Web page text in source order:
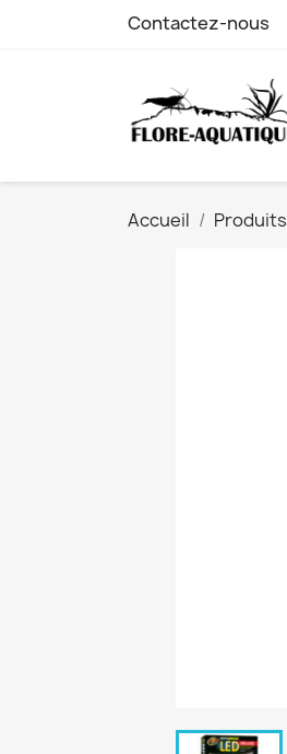
Contactez-nous
Accueil Produits